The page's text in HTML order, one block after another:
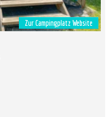
Zur Campingplatz Website